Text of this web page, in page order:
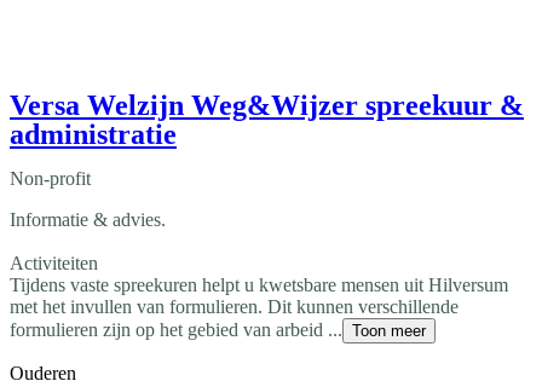
Versa Welzijn Weg&Wijzer spreekuur &
administratie
Non-profit
Informatie & advies.
Activiteiten
Tijdens vaste spreekuren helpt u kwetsbare mensen uit Hilversum
met het invullen van formulieren. Dit kunnen verschillende
formulieren zijn op het gebied van arbeid ... Toon meer
Ouderen